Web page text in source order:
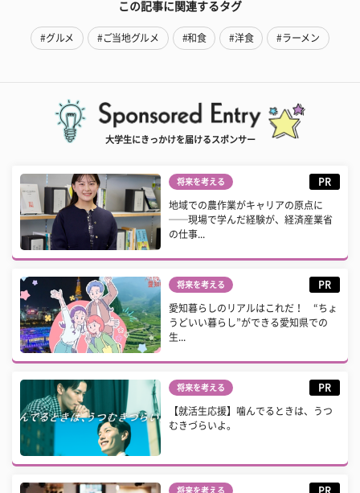
この記事に関連するタグ
#グルメ #ご当地グルメ #和食 #洋食 #ラーメン
大学生にきっかけを届けるスポンサー
将来を考える PR
地域での農作業がキャリアの原点に
──現場で学んだ経験が、経済産業省
の仕事...
将来を考える PR
愛知暮らしのリアルはこれだ！ “ちょ
うどいい暮らし”ができる愛知県での
生...
将来を考える PR
【就活生応援】噛んでるときは、うつ
むきづらいよ。
将来を考える PR